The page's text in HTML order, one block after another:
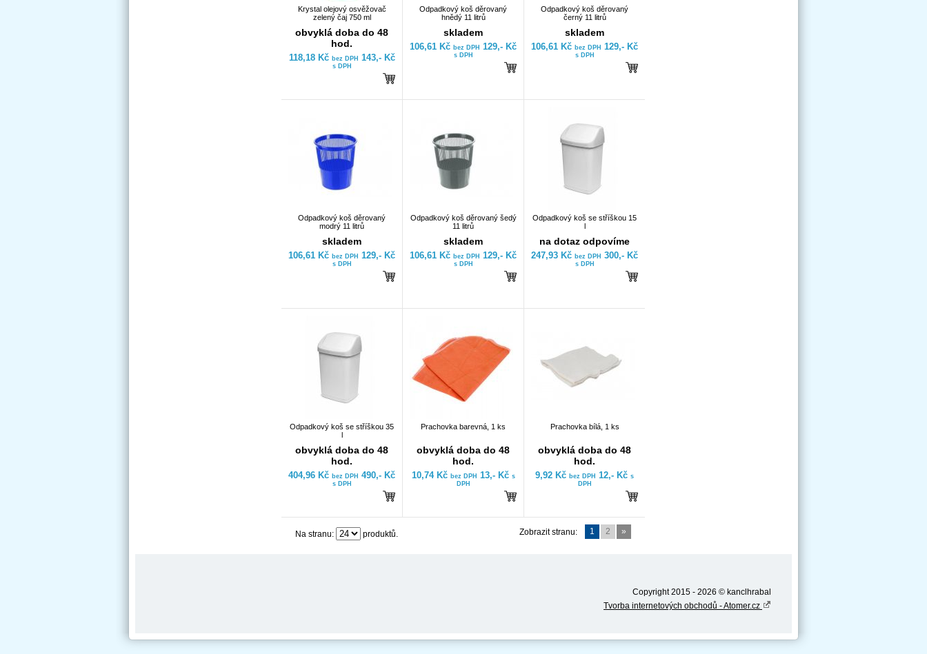
Krystal olejový osvěžovač
zelený čaj 750 ml
obvyklá doba do 48
hod.
118,18 Kč bez DPH 143,- Kč
s DPH
Odpadkový koš děrovaný
hnědý 11 litrů
skladem
106,61 Kč bez DPH 129,- Kč
s DPH
Odpadkový koš děrovaný
černý 11 litrů
skladem
106,61 Kč bez DPH 129,- Kč
s DPH
Odpadkový koš děrovaný
modrý 11 litrů
skladem
106,61 Kč bez DPH 129,- Kč
s DPH
Odpadkový koš děrovaný šedý
11 litrů
skladem
106,61 Kč bez DPH 129,- Kč
s DPH
Odpadkový koš se stříškou 15
l
na dotaz odpovíme
247,93 Kč bez DPH 300,- Kč
s DPH
Odpadkový koš se stříškou 35
l
obvyklá doba do 48
hod.
404,96 Kč bez DPH 490,- Kč
s DPH
Prachovka barevná, 1 ks
obvyklá doba do 48
hod.
10,74 Kč bez DPH 13,- Kč s
DPH
Prachovka bílá, 1 ks
obvyklá doba do 48
hod.
9,92 Kč bez DPH 12,- Kč s
DPH
Na stranu: produktů. Zobrazit stranu: 1 2 »
Copyright 2015 - 2026 © kanclhrabal
Tvorba internetových obchodů - Atomer.cz